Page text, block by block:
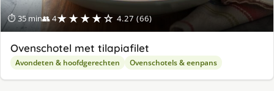
⏱ 35 min👥 4★★★★☆ 4.27 (66)
Ovenschotel met tilapiafilet
Avondeten & hoofdgerechten Ovenschotels & eenpans